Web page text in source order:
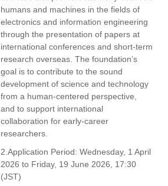
humans and machines in the fields of
electronics and information engineering
through the presentation of papers at
international conferences and short-term
research overseas. The foundation’s
goal is to contribute to the sound
development of science and technology
from a human-centered perspective,
and to support international
collaboration for early-career
researchers.
2.Application Period: Wednesday, 1 April
2026 to Friday, 19 June 2026, 17:30
(JST)